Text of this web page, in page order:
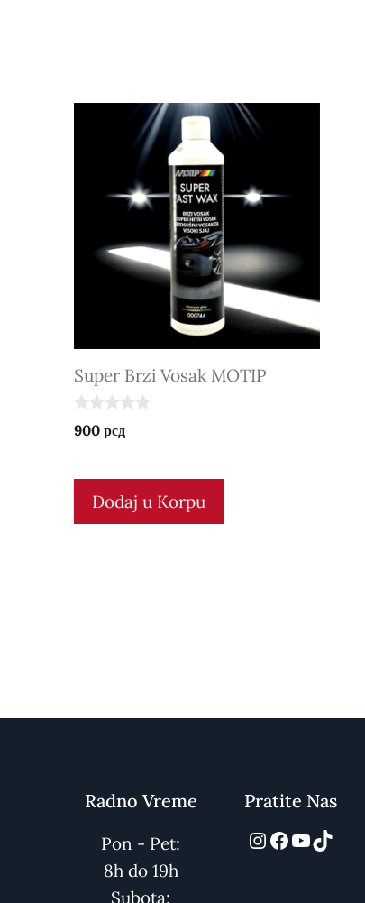
Super Brzi Vosak MOTIP
0
o
o
900 рсд
Dodaj u Korpu
Radno Vreme
Pon - Pet:
8h do 19h
Subota:
Pratite Nas
Facebook